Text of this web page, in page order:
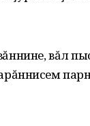
вăл